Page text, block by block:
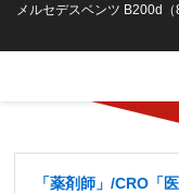
メルセデスベンツ B200d（
「薬剤師」/CRO「